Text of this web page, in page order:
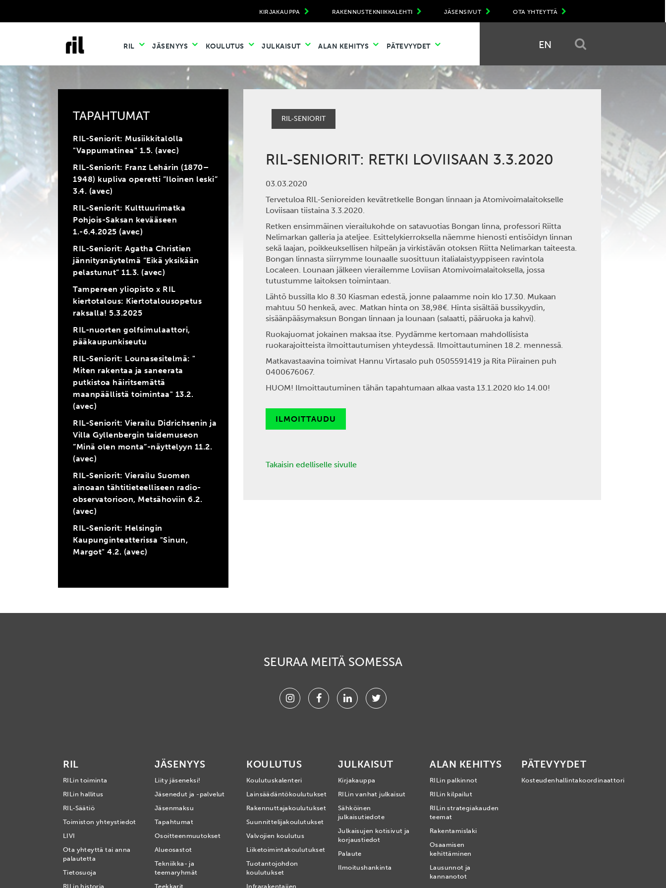
OTA YHTEYTTÄ
JÄSENSIVUT
RAKENNUSTEKNIIKKALEHTI
KIRJAKAUPPA
RIL JÄSENYYS KOULUTUS JULKAISUT ALAN KEHITYS PÄTEVYYDET EN
TAPAHTUMAT
RIL-Seniorit: Musiikkitalolla
"Vappumatinea" 1.5. (avec)
RIL-Seniorit: Franz Lehárin (1870–
1948) kupliva operetti ”Iloinen leski”
3.4. (avec)
RIL-Seniorit: Kulttuurimatka
Pohjois-Saksan kevääseen
1.-6.4.2025 (avec)
RIL-Seniorit: Agatha Christien
jännitysnäytelmä ”Eikä yksikään
pelastunut” 11.3. (avec)
Tampereen yliopisto x RIL
kiertotalous: Kiertotalousopetus
raksalla! 5.3.2025
RIL-nuorten golfsimulaattori,
pääkaupunkiseutu
RIL-Seniorit: Lounasesitelmä: "
Miten rakentaa ja saneerata
putkistoa häiritsemättä
maanpäällistä toimintaa" 13.2.
(avec)
RIL-Seniorit: Vierailu Didrichsenin ja
Villa Gyllenbergin taidemuseon
”Minä olen monta”-näyttelyyn 11.2.
(avec)
RIL-Seniorit: Vierailu Suomen
ainoaan tähtitieteelliseen radio-
observatorioon, Metsähoviin 6.2.
(avec)
RIL-Seniorit: Helsingin
Kaupunginteatterissa "Sinun,
Margot" 4.2. (avec)
RIL-SENIORIT
RIL-SENIORIT: RETKI LOVIISAAN 3.3.2020
03.03.2020
Tervetuloa RIL-Senioreiden kevätretkelle Bongan linnaan ja Atomivoimalaitokselle
Loviisaan tiistaina 3.3.2020.
Retken ensimmäinen vierailukohde on satavuotias Bongan linna, professori Riitta
Nelimarkan galleria ja ateljee. Esittelykierroksella näemme hienosti entisöidyn linnan
sekä laajan, poikkeuksellisen hilpeän ja virkistävän otoksen Riitta Nelimarkan taiteesta.
Bongan linnasta siirrymme lounaalle suosittuun italialaistyyppiseen ravintola
Localeen. Lounaan jälkeen vierailemme Loviisan Atomivoimalaitoksella, jossa
tutustumme laitoksen toimintaan.
Lähtö bussilla klo 8.30 Kiasman edestä, jonne palaamme noin klo 17.30. Mukaan
mahtuu 50 henkeä, avec. Matkan hinta on 38,98€. Hinta sisältää bussikyydin,
sisäänpääsymaksun Bongan linnaan ja lounaan (salaatti, pääruoka ja kahvi).
Ruokajuomat jokainen maksaa itse. Pyydämme kertomaan mahdollisista
ruokarajoitteista ilmoittautumisen yhteydessä. Ilmoittautuminen 18.2. mennessä.
Matkavastaavina toimivat Hannu Virtasalo puh 0505591419 ja Rita Piirainen puh
0400676067.
HUOM! Ilmoittautuminen tähän tapahtumaan alkaa vasta 13.1.2020 klo 14.00!
ILMOITTAUDU
Takaisin edelliselle sivulle
SEURAA MEITÄ SOMESSA
InstagramFacebookLinkedinTwitter
RIL
RILin toiminta
RILin hallitus
RIL-Säätiö
Toimiston yhteystiedot
LIVI
Ota yhteyttä tai anna
palautetta
Tietosuoja
RILin historia
JÄSENYYS
Liity jäseneksi!
Jäsenedut ja -palvelut
Jäsenmaksu
Tapahtumat
Osoitteenmuutokset
Alueosastot
Tekniikka- ja
teemaryhmät
Teekkarit
KOULUTUS
Koulutuskalenteri
Lainsäädäntökoulutukset
Rakennuttajakoulutukset
Suunnittelijakoulutukset
Valvojien koulutus
Liiketoimintakoulutukset
Tuotantojohdon
koulutukset
Infrarakentajien
JULKAISUT
Kirjakauppa
RILin vanhat julkaisut
Sähköinen
julkaisutiedote
Julkaisujen kotisivut ja
korjaustiedot
Palaute
Ilmoitushankinta
ALAN KEHITYS
RILin palkinnot
RILin kilpailut
RILin strategiakauden
teemat
Rakentamislaki
Osaamisen
kehittäminen
Lausunnot ja
kannanotot
PÄTEVYYDET
Kosteudenhallintakoordinaattori